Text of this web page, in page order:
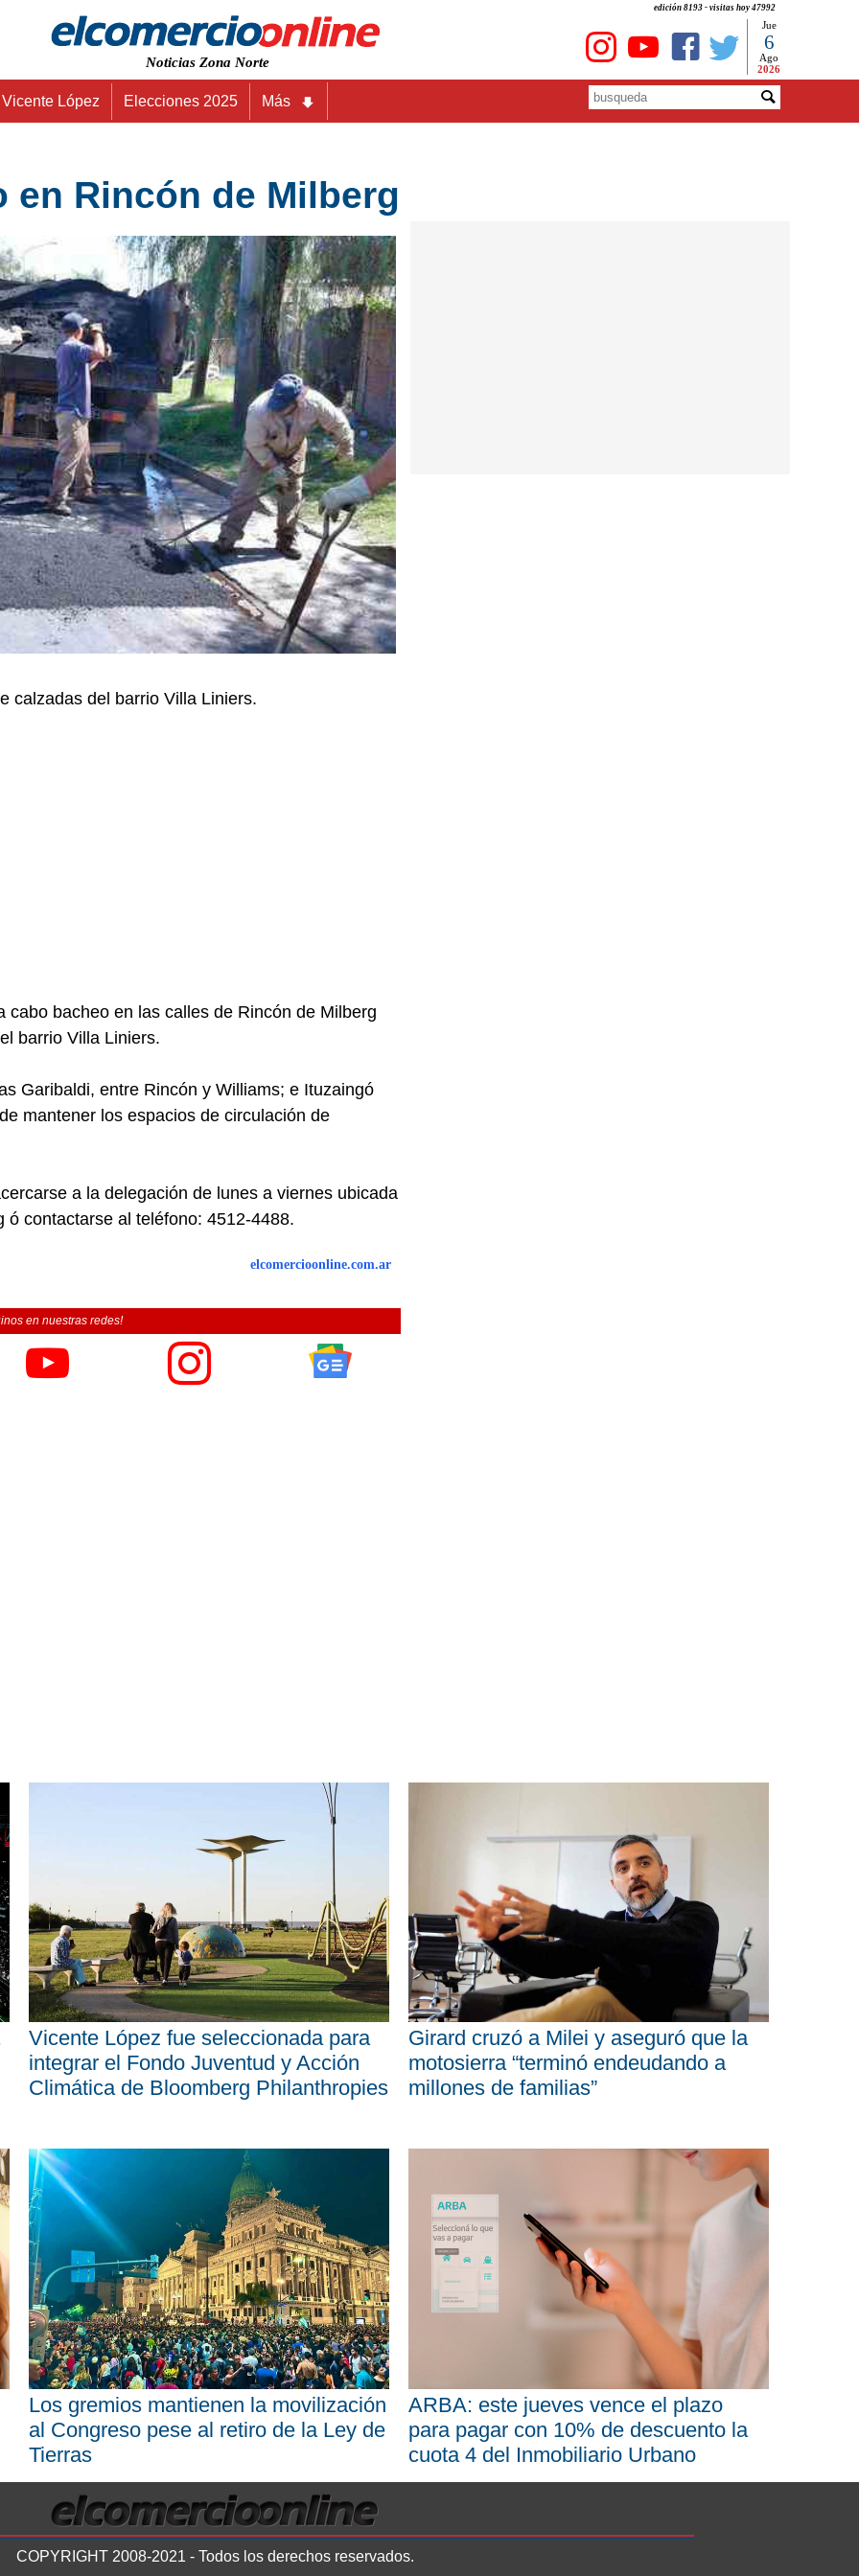
edición 8193 - visitas hoy 47992
Noticias Zona Norte
Jue
6
Ago
2026
Vicente López Elecciones 2025 Más
en Rincón de Milberg
calzadas del barrio Villa Liniers.
bacheo en las calles de Rincón de Milberg
barrio Villa Liniers.
Garibaldi, entre Rincón y Williams; e Ituzaingó
mantener los espacios de circulación de
a la delegación de lunes a viernes ubicada
contactarse al teléfono: 4512-4488.
elcomercioonline.com.ar
en nuestras redes!
Vicente López fue seleccionada para
integrar el Fondo Juventud y Acción
Climática de Bloomberg Philanthropies
Girard cruzó a Milei y aseguró que la
motosierra “terminó endeudando a
millones de familias”
Los gremios mantienen la movilización
al Congreso pese al retiro de la Ley de
Tierras
ARBA: este jueves vence el plazo
para pagar con 10% de descuento la
cuota 4 del Inmobiliario Urbano
COPYRIGHT 2008-2021 - Todos los derechos reservados.